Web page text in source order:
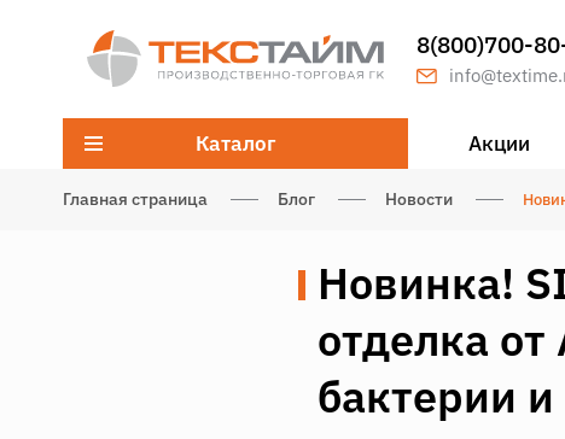
8(800)700-
Каталог Акции
Главная страница Блог Новости
Новинка!
отделка
бактерии